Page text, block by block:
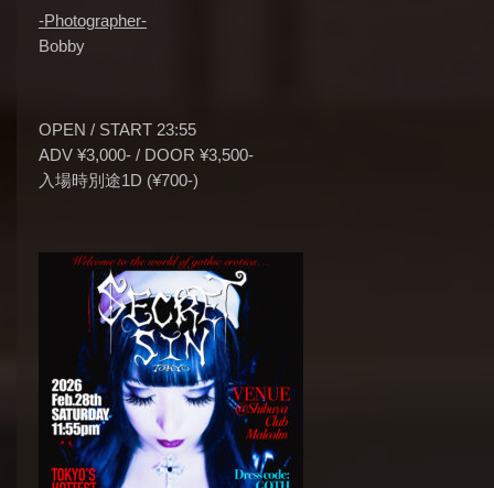
-Photographer-
Bobby
OPEN / START 23:55
ADV ¥3,000- / DOOR ¥3,500-
入場時別途1D (¥700-)